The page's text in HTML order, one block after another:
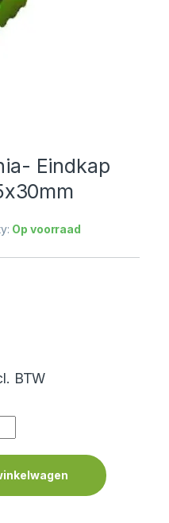
Eindkap
Op voorraad
BTW